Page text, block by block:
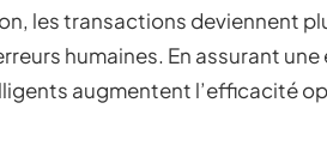
les transactions deviennent
humaines. En assurant
augmentent l’efficacité